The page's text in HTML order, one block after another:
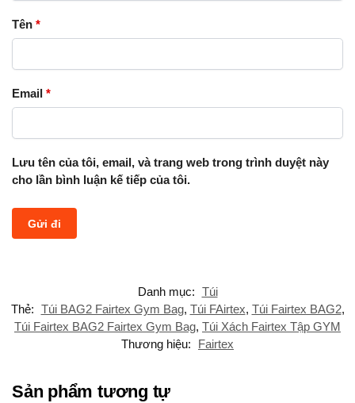
Tên *
Email *
Lưu tên của tôi, email, và trang web trong trình duyệt này
cho lần bình luận kế tiếp của tôi.
Danh mục: Túi
Thẻ: Túi BAG2 Fairtex Gym Bag, Túi FAirtex, Túi Fairtex BAG2,
Túi Fairtex BAG2 Fairtex Gym Bag, Túi Xách Fairtex Tập GYM
Thương hiệu:
Fairtex
Sản phẩm tương tự